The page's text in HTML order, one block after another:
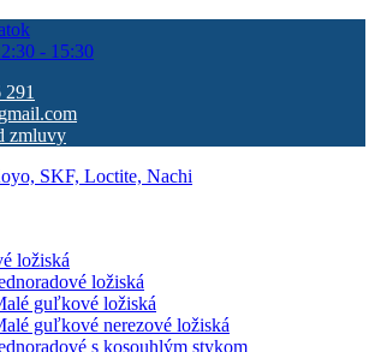
- 15:30
zmluvy
ložiská
ložiská
guľkové ložiská
guľkové nerezové ložiská
s kosouhlým stykom